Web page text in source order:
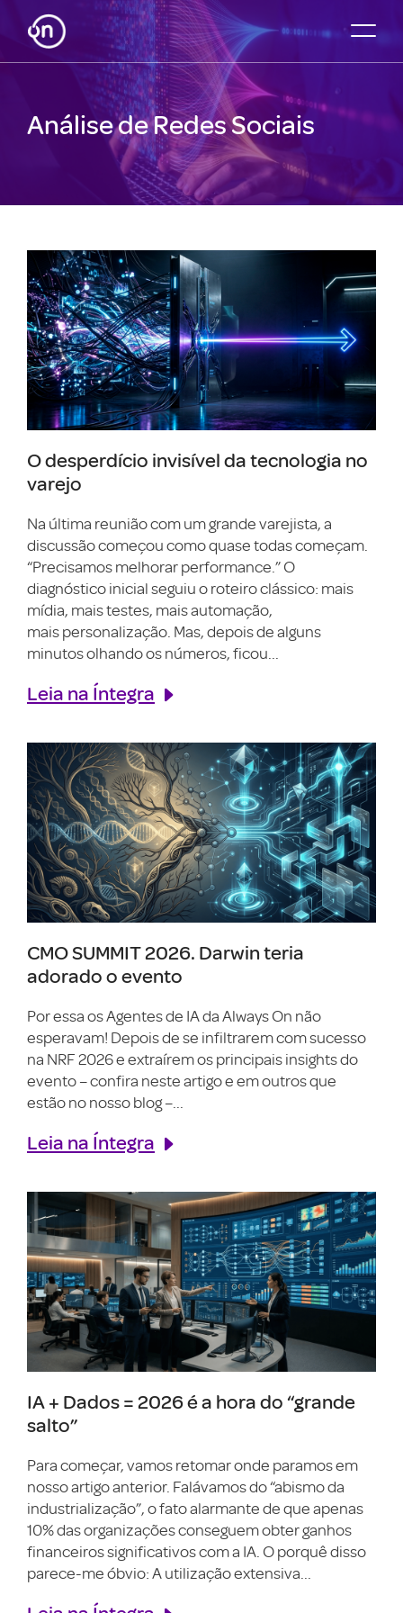
Análise de Redes Sociais
O desperdício invisível da tecnologia no
varejo
Na última reunião com um grande varejista, a
discussão começou como quase todas começam.
“Precisamos melhorar performance.” O
diagnóstico inicial seguiu o roteiro clássico: mais
mídia, mais testes, mais automação,
mais personalização. Mas, depois de alguns
minutos olhando os números, ficou...
Leia na Íntegra
CMO SUMMIT 2026. Darwin teria
adorado o evento
Por essa os Agentes de IA da Always On não
esperavam! Depois de se infiltrarem com sucesso
na NRF 2026 e extraírem os principais insights do
evento – confira neste artigo e em outros que
estão no nosso blog –...
Leia na Íntegra
IA + Dados = 2026 é a hora do “grande
salto”
Para começar, vamos retomar onde paramos em
nosso artigo anterior. Falávamos do “abismo da
industrialização”, o fato alarmante de que apenas
10% das organizações conseguem obter ganhos
financeiros significativos com a IA. O porquê disso
parece-me óbvio: A utilização extensiva...